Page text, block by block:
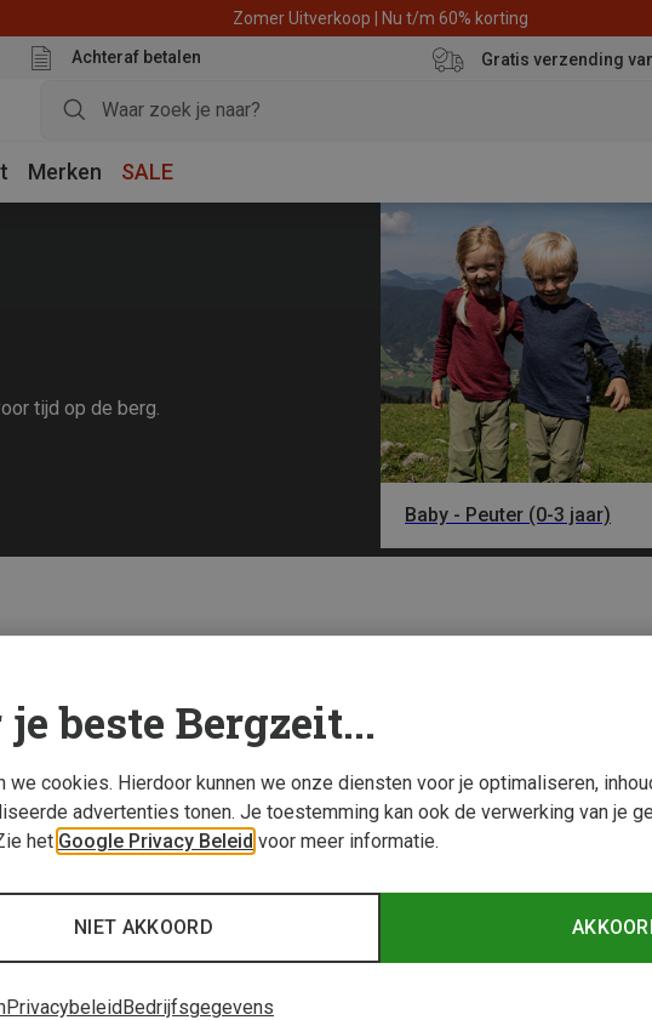
Zomer Uitverkoop | Nu t/m 60% korting
Achteraf betalen Gratis verzending
Merken SALE
tijd op de berg.
Baby - Peuter (0-3 jaar)
beste Bergzeit...
we cookies. Hierdoor kunnen we onze diensten voor je optimaliseren,
advertenties tonen. Je toestemming kan ook de verwerking van je
het Google Privacy Beleid voor meer informatie.
NIET AKKOORD
PrivacybeleidBedrijfsgegevens